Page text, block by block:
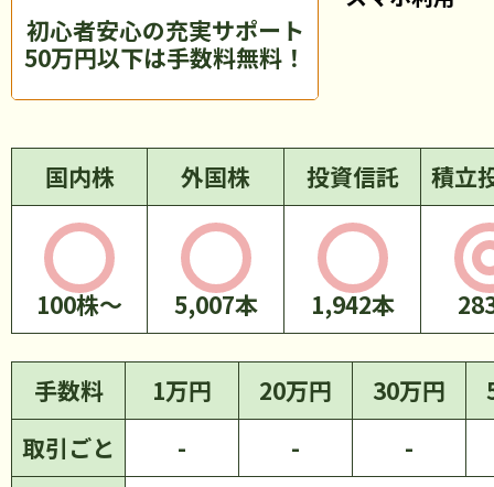
初心者安心の充実サポート
50万円以下は手数料無料！
国内株 外国株 投資信託 積立
100株～
手数料 1万円 20万円 30万円
取引ごと
- -
-